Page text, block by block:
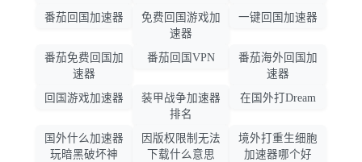
番茄回国加速器
免费回国游戏加
速器
一键回国加速器
番茄免费回国加
速器
番茄回国VPN
番茄海外回国加
速器
回国游戏加速器
装甲战争加速器
排名
在国外打Dream
国外什么加速器
玩暗黑破坏神
因版权限制无法
下载什么意思
境外打重生细胞
加速器哪个好